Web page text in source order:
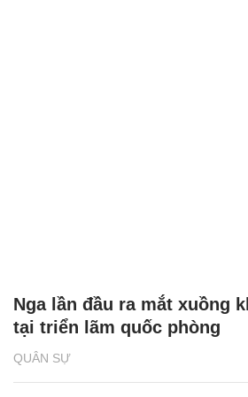
QUÂN SỰ
Nga lần đầu ra mắt xuồng
tại triển lãm quốc phòng